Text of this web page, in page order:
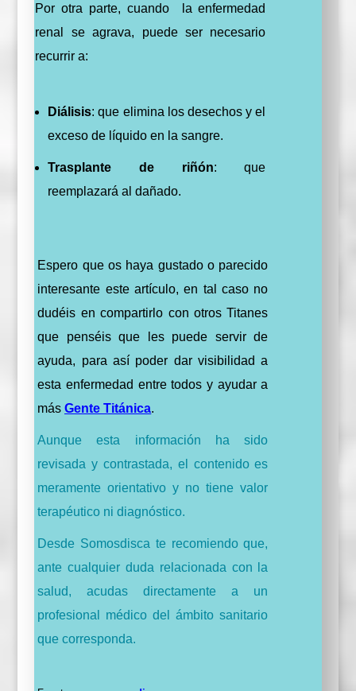
Por otra parte, cuando la enfermedad
renal se agrava, puede ser necesario
recurrir a:
Diálisis: que elimina los desechos y el
exceso de líquido en la sangre.
Trasplante de riñón: que
reemplazará al dañado.
Espero que os haya gustado o parecido
interesante este artículo, en tal caso no
dudéis en compartirlo con otros Titanes
que penséis que les puede servir de
ayuda, para así poder dar visibilidad a
esta enfermedad entre todos y ayudar a
másGente Titánica.
Aunque esta información ha sido
revisada y contrastada, el contenido es
meramente orientativo y no tiene valor
terapéutico ni diagnóstico.
Desde Somosdisca te recomiendo que,
ante cualquier duda relacionada con la
salud, acudas directamente a un
profesional médico del ámbito sanitario
que corresponda.